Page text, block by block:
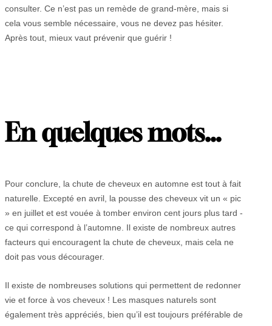
consulter. Ce n’est pas un remède de grand-mère, mais si
cela vous semble nécessaire, vous ne devez pas hésiter.
Après tout, mieux vaut prévenir que guérir !
En quelques mots…
Pour conclure, la chute de cheveux en automne est tout à fait
naturelle. Excepté en avril, la pousse des cheveux vit un « pic
» en juillet et est vouée à tomber environ cent jours plus tard -
ce qui correspond à l’automne. Il existe de nombreux autres
facteurs qui encouragent la chute de cheveux, mais cela ne
doit pas vous décourager.
Il existe de nombreuses solutions qui permettent de redonner
vie et force à vos cheveux ! Les masques naturels sont
également très appréciés, bien qu’il est toujours préférable de